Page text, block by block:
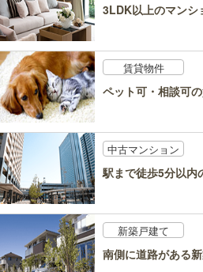
3LDK以上のマンシ
賃貸物件
ペット可・相談可
中古マンション
駅まで徒歩5分以内
新築戸建て
南側に道路がある